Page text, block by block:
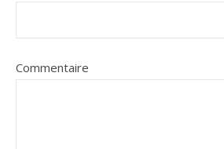
Commentaire